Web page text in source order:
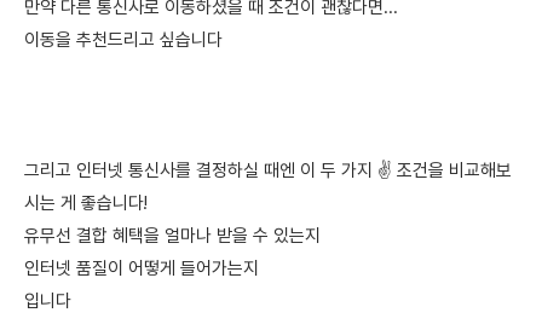
만약 다른 통신사로 이동하셨을 때 조건이 괜찮다면...
이동을 추천드리고 싶습니다
그리고 인터넷 통신사를 결정하실 때엔 이 두 가지 ✌️ 조건을 비교해보
시는 게 좋습니다!
유무선 결합 혜택을 얼마나 받을 수 있는지
인터넷 품질이 어떻게 들어가는지
입니다